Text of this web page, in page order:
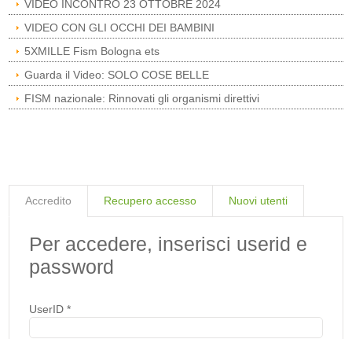
VIDEO INCONTRO 23 OTTOBRE 2024
VIDEO CON GLI OCCHI DEI BAMBINI
5XMILLE Fism Bologna ets
Guarda il Video: SOLO COSE BELLE
FISM nazionale: Rinnovati gli organismi direttivi
Accredito Recupero accesso Nuovi utenti
Per accedere, inserisci userid e
password
UserID*